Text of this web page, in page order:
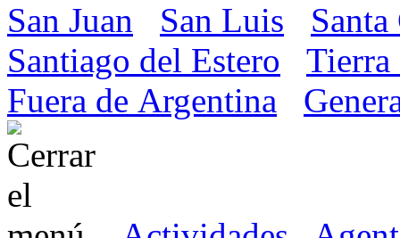
San Juan
San Luis
Santiago del Estero
Tierra
Fuera de Argentina